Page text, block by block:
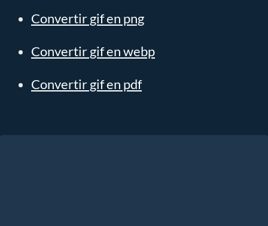
Convertir gif en png
Convertir gif en webp
Convertir gif en pdf